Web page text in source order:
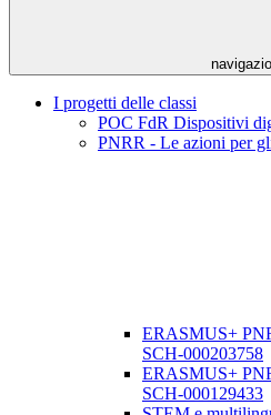
I progetti delle classi
POC FdR Dispositivi
PNRR - Le azioni per
ERASMUS+
SCH-000203758
ERASMUS+
SCH-000129433